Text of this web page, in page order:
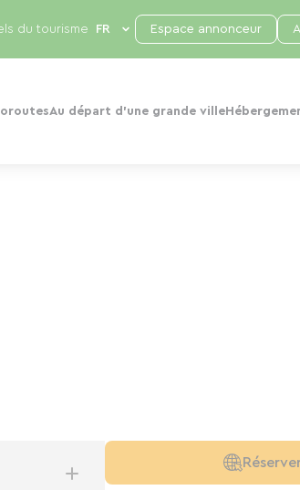
Au départ d'une grande ville
du tourisme Espace annonceur